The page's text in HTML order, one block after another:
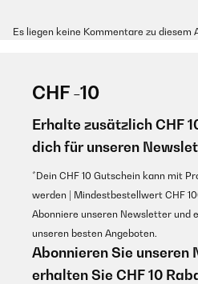
Es liegen keine Kommentare zu diesem
CHF -10
Erhalte zusätzlich CHF
dich für unseren
*Dein CHF 10 Gutschein kann mit
werden | Mindestbestellwert CHF
Abonniere unseren Newsletter und
unseren besten Angeboten.
Abonnieren Sie unseren
erhalten Sie CHF 10